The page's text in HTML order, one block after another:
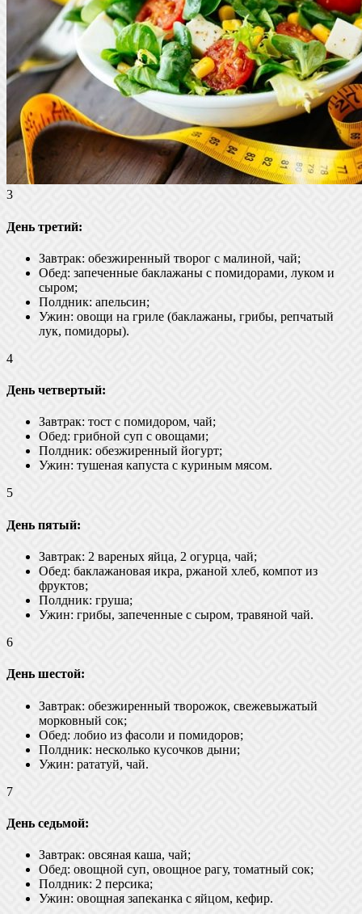
3
День третий:
Завтрак: обезжиренный творог с малиной, чай;
Обед: запеченные баклажаны с помидорами, луком и
сыром;
Полдник: апельсин;
Ужин: овощи на гриле (баклажаны, грибы, репчатый
лук, помидоры).
4
День четвертый:
Завтрак: тост с помидором, чай;
Обед: грибной суп с овощами;
Полдник: обезжиренный йогурт;
Ужин: тушеная капуста с куриным мясом.
5
День пятый:
Завтрак: 2 вареных яйца, 2 огурца, чай;
Обед: баклажановая икра, ржаной хлеб, компот из
фруктов;
Полдник: груша;
Ужин: грибы, запеченные с сыром, травяной чай.
6
День шестой:
Завтрак: обезжиренный творожок, свежевыжатый
морковный сок;
Обед: лобио из фасоли и помидоров;
Полдник: несколько кусочков дыни;
Ужин: рататуй, чай.
7
День седьмой:
Завтрак: овсяная каша, чай;
Обед: овощной суп, овощное рагу, томатный сок;
Полдник: 2 персика;
Ужин: овощная запеканка с яйцом, кефир.